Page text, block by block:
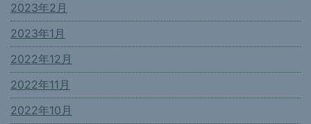
2023年2月
2023年1月
2022年12月
2022年11月
2022年10月